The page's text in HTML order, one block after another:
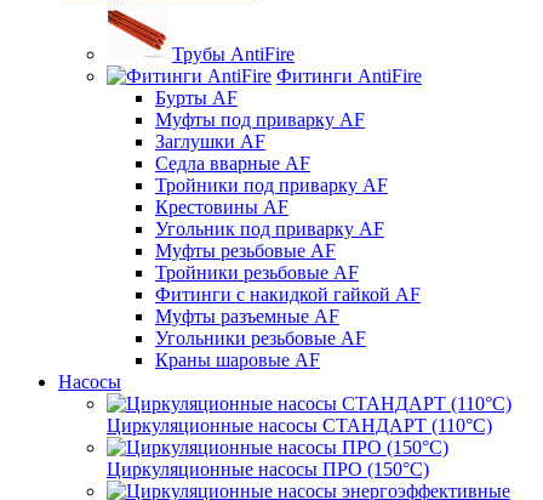
Трубы AntiFire
Фитинги AntiFire
Бурты AF
Муфты под приварку AF
Заглушки AF
Седла вварные AF
Тройники под приварку AF
Крестовины AF
Угольник под приварку AF
Муфты резьбовые AF
Тройники резьбовые AF
Фитинги с накидкой гайкой AF
Муфты разъемные AF
Угольники резьбовые AF
Краны шаровые AF
Насосы
Циркуляционные насосы СТАНДАРТ (110°C)
Циркуляционные насосы ПРО (150°C)